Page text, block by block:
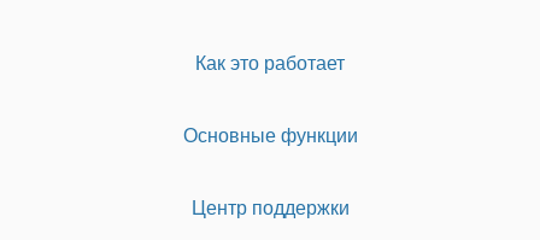
Как это работает
Основные функции
Центр поддержки